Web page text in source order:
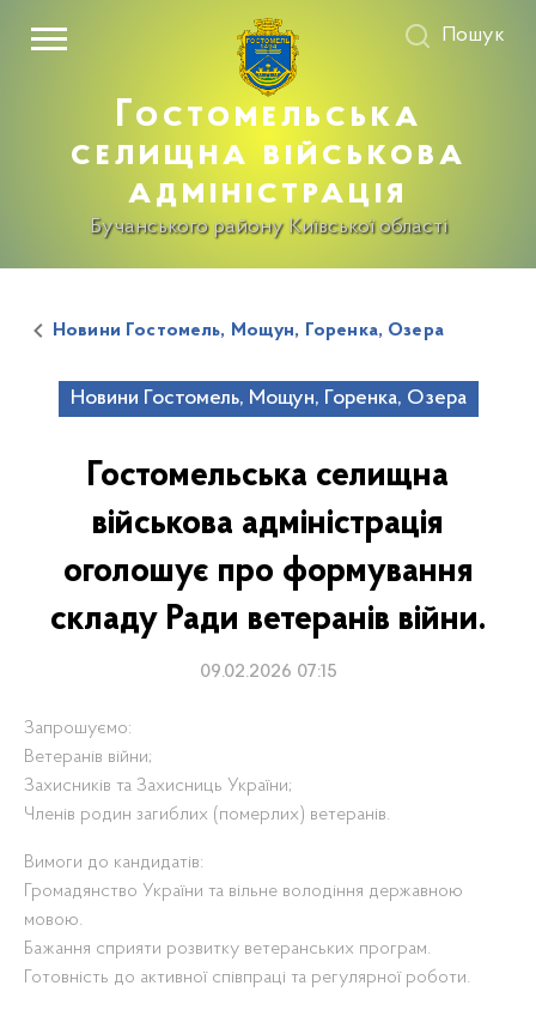
Гостомельська
селищна військова
адміністрація
Бучанського району Київської області
Пошук
Новини Гостомель, Мощун, Горенка, Озера
Новини Гостомель, Мощун, Горенка, Озера
Гостомельська селищна
військова адміністрація
оголошує про формування
складу Ради ветеранів війни.
09.02.2026 07:15
Запрошуємо:
Ветеранів війни;
Захисників та Захисниць України;
Членів родин загиблих (померлих) ветеранів.
Вимоги до кандидатів:
Громадянство України та вільне володіння державною
мовою.
Бажання сприяти розвитку ветеранських програм.
Готовність до активної співпраці та регулярної роботи.